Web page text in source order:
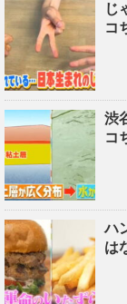
じ
コ
渋
コ
ハ
は